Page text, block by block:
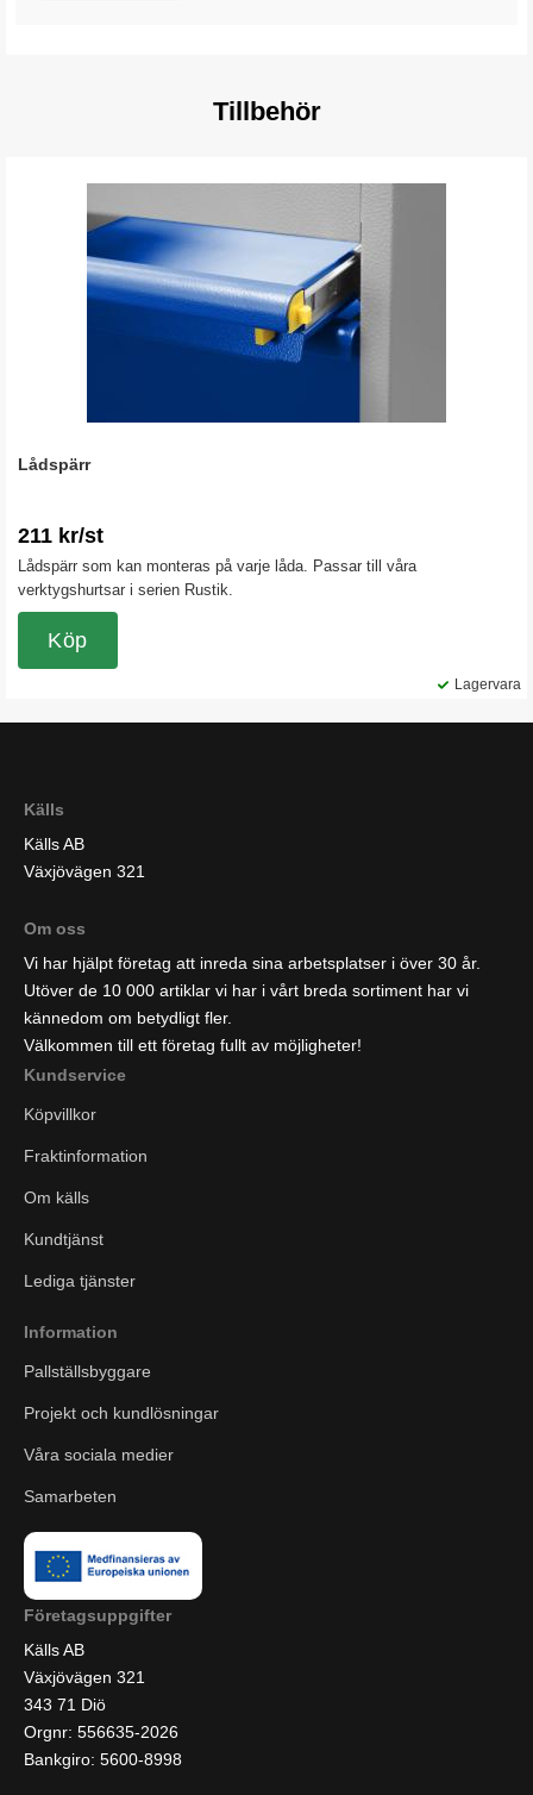
Tillbehör
Lådspärr
211 kr/st
Lådspärr som kan monteras på varje låda. Passar till våra
verktygshurtsar i serien Rustik.
Lagervara
Köp
Källs
Källs AB
Växjövägen 321
Om oss
Vi har hjälpt företag att inreda sina arbetsplatser i över 30 år.
Utöver de 10 000 artiklar vi har i vårt breda sortiment har vi
kännedom om betydligt fler.
Välkommen till ett företag fullt av möjligheter!
Kundservice
Köpvillkor
Fraktinformation
Om källs
Kundtjänst
Lediga tjänster
Information
Pallställsbyggare
Projekt och kundlösningar
Våra sociala medier
Samarbeten
Företagsuppgifter
Källs AB
Växjövägen 321
343 71 Diö
Orgnr: 556635-2026
Bankgiro: 5600-8998